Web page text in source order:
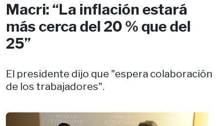
Macri: “La inflación estará
más cerca del 20 % que del
25”
El presidente dijo que "espera colaboración
de los trabajadores".